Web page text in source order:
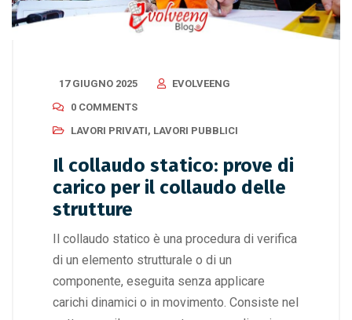
17 GIUGNO 2025
EVOLVEENG
0 COMMENTS
LAVORI PRIVATI, LAVORI PUBBLICI
Il collaudo statico: prove di
carico per il collaudo delle
strutture
Il collaudo statico è una procedura di verifica
di un elemento strutturale o di un
componente, eseguita senza applicare
carichi dinamici o in movimento. Consiste nel